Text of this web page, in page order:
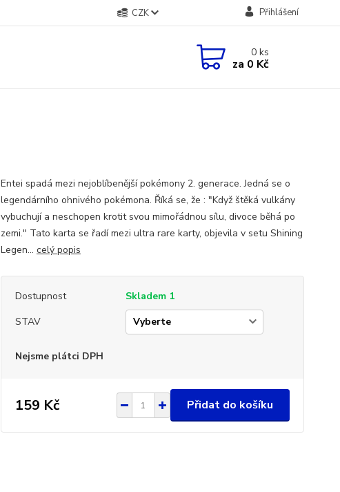
CZK Přihlášení
0ks
za 0 Kč
Entei spadá mezi nejoblíbenější pokémony 2. generace. Jedná se o
legendárního ohnivého pokémona. Říká se, že : "Když štěká vulkány
vybuchují a neschopen krotit svou mimořádnou sílu, divoce běhá po
zemi." Tato karta se řadí mezi ultra rare karty, objevila v setu Shining
Legen... celý popis
Dostupnost
Skladem 1
STAV
Nejsme plátci DPH
159 Kč Přidat do košíku